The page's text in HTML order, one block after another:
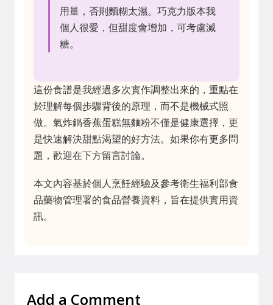
用量，否則麵糊太濕。巧克力版本我
個人很愛，但甜度會增加，可考慮減
糖。
這份食譜是我經過多次實作調整出來的，重點在
於理解每個步驟背後的原理，而不是機械式照
做。氣炸鍋香蕉蛋糕無麵粉不僅是健康選擇，更
是快速解決甜點渴望的好方法。如果你有更多問
題，歡迎在下方留言討論。
本文內容基於個人烹飪經驗及參考衛生福利部食
品藥物管理署的食品營養資料，旨在提供實用資
訊。
Add a Comment